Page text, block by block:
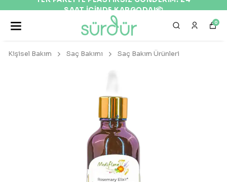
SAAT İÇİNDE KARGODA!📦
0
Kişisel Bakım Saç Bakımı Saç Bakım Ürünleri